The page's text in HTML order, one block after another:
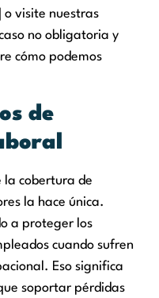
visite nuestras
no obligatoria y
cómo podemos
de
la cobertura de
la hace única.
a proteger los
cuando sufren
Eso significa
soportar pérdidas